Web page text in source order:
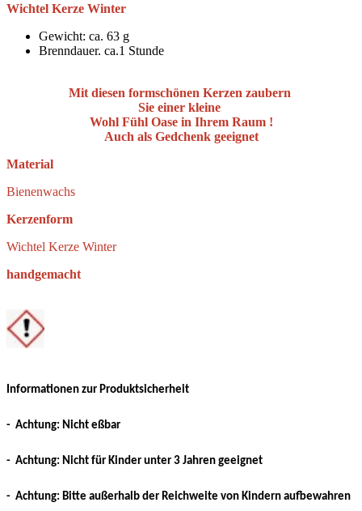
Wichtel Kerze Winter
Gewicht: ca. 63 g
Brenndauer. ca.1 Stunde
Mit diesen formschönen Kerzen zaubern
Sie einer kleine
Wohl Fühl Oase in Ihrem Raum !
Auch als Gedchenk geeignet
Material
Bienenwachs
Kerzenform
Wichtel Kerze Winter
handgemacht
Informationen zur Produktsicherheit
- Achtung: Nicht eßbar
- Achtung: Nicht für Kinder unter 3 Jahren geeignet
- Achtung: Bitte außerhalb der Reichweite von Kindern aufbewahren